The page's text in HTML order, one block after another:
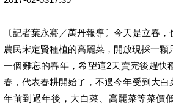
〔記者葉永騫／萬丹報導〕今天是立春
農民宋定賢種植的高麗菜，開放現採一顆
一個難忘的春年，希望這2天賣完後趕快
春，代表春耕開始了，不過今年受到大
年前到過年後，大白菜、高麗菜等菜價